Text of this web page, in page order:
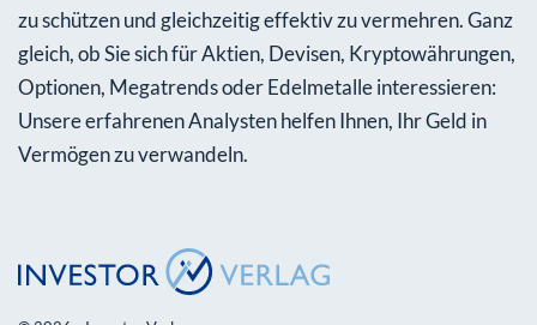
zu schützen und gleichzeitig effektiv zu vermehren. Ganz
gleich, ob Sie sich für Aktien, Devisen, Kryptowährungen,
Optionen, Megatrends oder Edelmetalle interessieren:
Unsere erfahrenen Analysten helfen Ihnen, Ihr Geld in
Vermögen zu verwandeln.